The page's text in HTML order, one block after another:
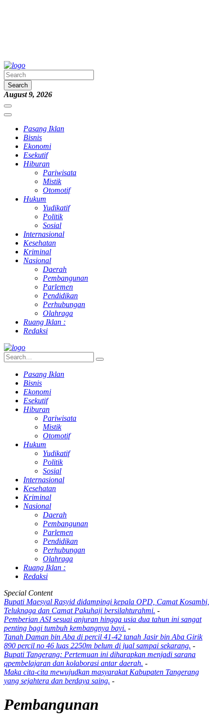
Search
August 9, 2026
Pasang Iklan
Bisnis
Ekonomi
Esekutif
Hiburan
Pariwisata
Mistik
Otomotif
Hukum
Yudikatif
Politik
Sosial
Internasional
Kesehatan
Kriminal
Nasional
Daerah
Pembangunan
Parlemen
Pendidikan
Perhubungan
Olahraga
Ruang Iklan :
Redaksi
Pasang Iklan
Bisnis
Ekonomi
Esekutif
Hiburan
Pariwisata
Mistik
Otomotif
Hukum
Yudikatif
Politik
Sosial
Internasional
Kesehatan
Kriminal
Nasional
Daerah
Pembangunan
Parlemen
Pendidikan
Perhubungan
Olahraga
Ruang Iklan :
Redaksi
Special Content
Bupati Maesyal Rasyid didampingi kepala OPD, Camat Kosambi,
Teluknaga dan Camat Pakuhaji bersilahturahmi. -
Pemberian ASI sesuai anjuran hingga usia dua tahun ini sangat
penting bagi tumbuh kembangnya bayi. -
Tanah Daman bin Aba di percil 41-42 tanah Jasir bin Aba Girik
890 percil no 46 luas 2250m belum di jual sampai sekarang. -
Bupati Tangerang: Pertemuan ini diharapkan menjadi sarana
qpembelajaran dan kolaborasi antar daerah. -
Maka cita-cita mewujudkan masyarakat Kabupaten Tangerang
yang sejahtera dan berdaya saing. -
Pembangunan